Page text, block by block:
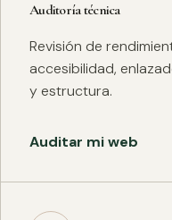
Auditoría técnica
Revisión de
accesibilidad,
y estructura.
Auditar mi web